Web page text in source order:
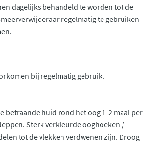
dagelijks behandeld te worden tot de
regelmatig te gebruiken
bij regelmatig gebruik.
betraande huid rond het oog 1-2 maal per
Sterk verkleurde ooghoeken /
tot de vlekken verdwenen zijn. Droog